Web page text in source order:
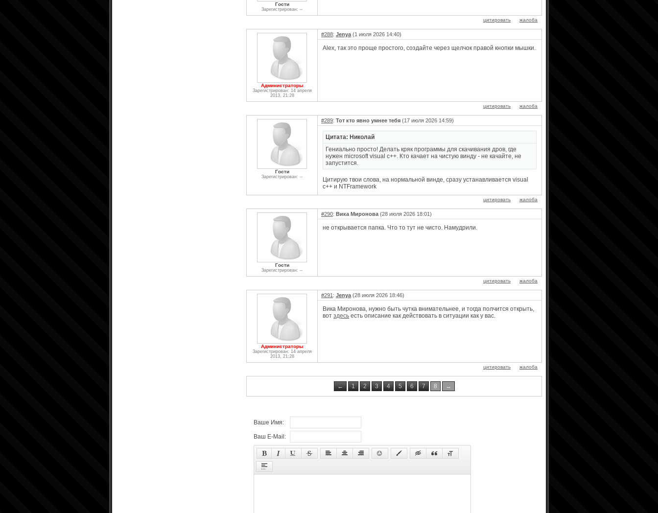
Гости
Зарегистрирован: --
цитировать жалоба
Администраторы
Зарегистрирован: 14 апреля
2013, 21:28
#288: Jenya (1 июля 2026 14:40)
Alex, так это проще простого, создайте через щелчок правой кнопки мышки.
цитировать жалоба
Гости
Зарегистрирован: --
#289: Тот кто явно умнее тебя (17 июля 2026 14:59)
Цитата: Николай
Гениально просто! Делать кряк программы для скачивания дров, где
нужен microsoft visual c++. Кто качает на чистую винду - не качайте, не
запустится.
Цитирую твои слова, на нормальной винде, сразу устанавливается visual
c++ и NTFramework
цитировать жалоба
Гости
Зарегистрирован: --
#290: Вика Миронова (28 июля 2026 18:01)
не открывается папка. Что то тут не чисто. Намудрили.
цитировать жалоба
Администраторы
Зарегистрирован: 14 апреля
2013, 21:28
#291 : Jenya (28 июля 2026 18:46)
Вика Миронова, нужно быть чутка внимательнее, и тогда полчится открыть,
вот здесь есть описание как действовать в ситуации как у вас.
цитировать жалоба
← 1 2 3 4 5 6 7 8 →
Ваше Имя:
Ваш E-Mail: